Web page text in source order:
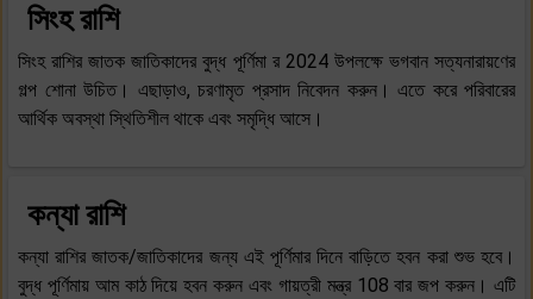
সিংহ রাশি
সিংহ রাশির জাতক জাতিকাদের বুদ্ধ পূর্ণিমা র 2024 উপলক্ষে ভগবান সত্যনারায়ণের
গল্প শোনা উচিত। এছাড়াও, চরণামৃত প্রসাদ নিবেদন করুন। এতে করে পরিবারের
আর্থিক অবস্থা স্থিতিশীল থাকে এবং সমৃদ্ধি আসে।
কন্যা রাশি
কন্যা রাশির জাতক/জাতিকাদের জন্য এই পূর্ণিমার দিনে বাড়িতে হবন করা শুভ হবে।
বুদ্ধ পূর্ণিমায় আম কাঠ দিয়ে হবন করুন এবং গায়ত্রী মন্ত্র 108 বার জপ করুন। এটি